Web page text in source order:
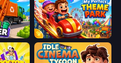
My Perfect Theme Park